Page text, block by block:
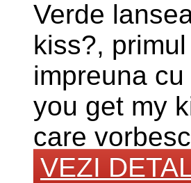
Verde
kiss?,
impreuna
you get my
care
VEZI